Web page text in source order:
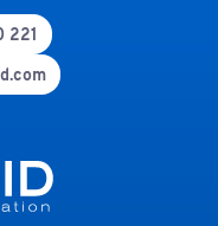
221